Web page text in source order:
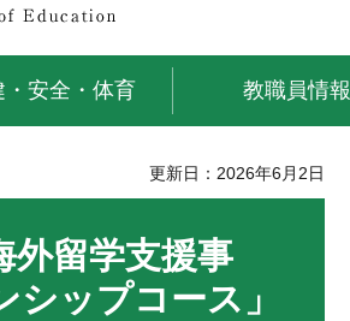
・安全・体育 教職員情報
更新日：2026年6月2日
外留学支援事
ップコース」